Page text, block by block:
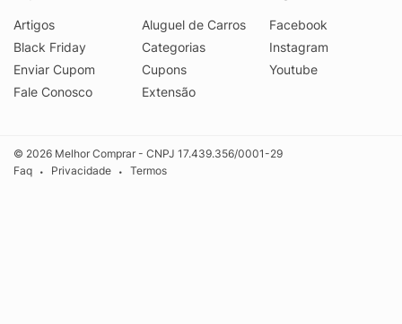
Artigos
Black Friday
Enviar Cupom
Fale Conosco
Aluguel de Carros
Categorias
Cupons
Extensão
Facebook
Instagram
Youtube
© 2026 Melhor Comprar - CNPJ 17.439.356/0001-29
Faq
• Privacidade • Termos